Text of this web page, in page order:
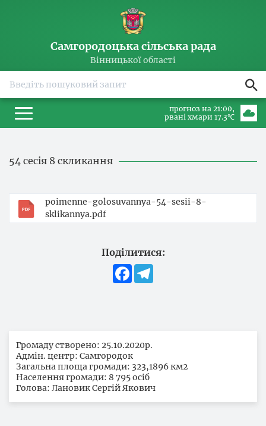
Самгородоцька сільська рада
Вінницької області
прогноз на 21:00
рвані хмари 17.3℃
54 сесія 8 скликання
poimenne-golosuvannya-54-sesii-8-
sklikannya.pdf
Поділитися:
Facebook
Громаду створено: 25.10.2020р.
Адмін. центр: Самгородок
Загальна площа громади: 323,1896 км2
Населення громади: 8 795 осіб
Голова: Лановик Сергій Якович